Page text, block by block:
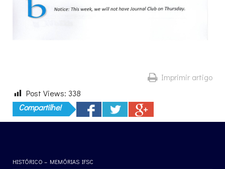
Imprimir artigo
Post Views: 338
Compartilhe!
HISTÓRICO – MEMÓRIAS IFSC